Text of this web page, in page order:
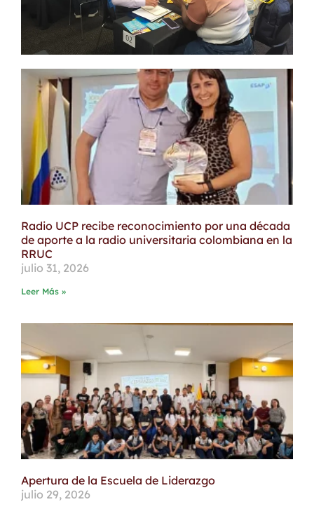
Radio UCP recibe reconocimiento por una década
de aporte a la radio universitaria colombiana en la
RRUC
julio 31, 2026
Leer Más »
Apertura de la Escuela de Liderazgo
julio 29, 2026